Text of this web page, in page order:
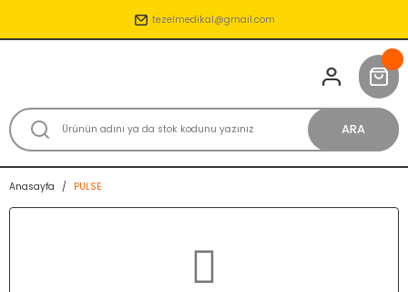
tezelmedikal@gmail.com
ARA
Anasayfa PULSE